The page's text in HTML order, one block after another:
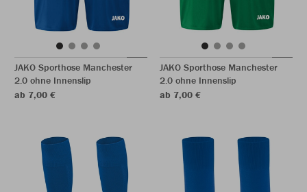
JAKO Sporthose Manchester
2.0 ohne Innenslip
ab 7,00 €
JAKO Sporthose Manchester
2.0 ohne Innenslip
ab 7,00 €